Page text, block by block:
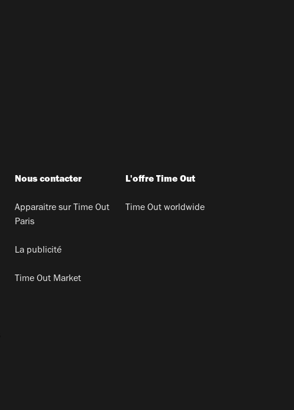
Nous contacter
Apparaitre sur Time Out
Paris
La publicité
Time Out Market
L'offre Time Out
Time Out worldwide